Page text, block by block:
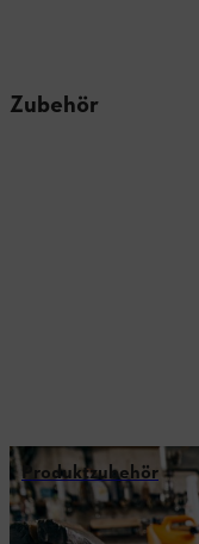
Zubehör
Produktzubehör